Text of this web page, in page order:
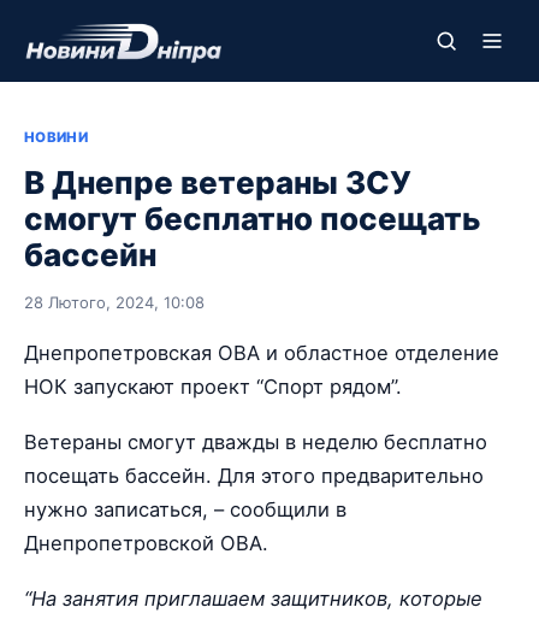
НОВИНИ
В Днепре ветераны ЗСУ
смогут бесплатно посещать
бассейн
28 Лютого, 2024, 10:08
Днепропетровская ОВА и областное отделение
НОК запускают проект “Спорт рядом”.
Ветераны смогут дважды в неделю бесплатно
посещать бассейн. Для этого предварительно
нужно записаться, – сообщили в
Днепропетровской ОВА.
“На занятия приглашаем защитников, которые